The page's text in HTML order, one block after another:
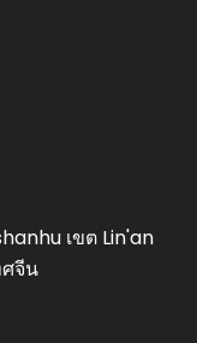
เขต Lin'an
ศจีน